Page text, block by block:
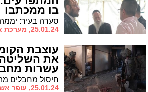
בו ממכתבו
25.01.24, מערכת אשדודס
עוצבת
את השליטה
עשרות
(וידאו)
25.01.24, עופר אשטוקר